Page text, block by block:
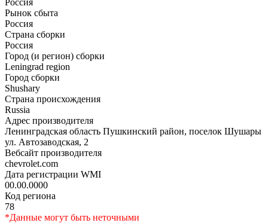
Рынок сбыта
Россия
Страна сборки
Россия
Город (и регион) сборки
Leningrad region
Город сборки
Shushary
Страна происхождения
Russia
Адрес производителя
Ленинградская область Пушкинский район, поселок Шушары
ул. Автозаводская, 2
Вебсайт производителя
chevrolet.com
Дата регистрации WMI
00.00.0000
Код региона
78
*Данные могут быть неточными